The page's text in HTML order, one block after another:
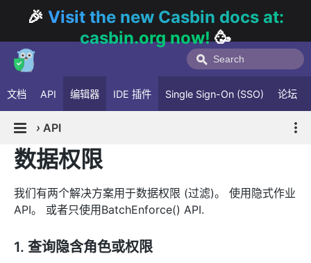
🎉 Visit the new Casbin docs at:
casbin.org now!🥳
文档 API 编辑器 IDE 插件 Single Sign-On (SSO) 论坛
› API
数据权限
我们有两个解决方案用于数据权限 (过滤)。 使用隐式作业
API。 或者只使用BatchEnforce() API.
1. 查询隐含角色或权限